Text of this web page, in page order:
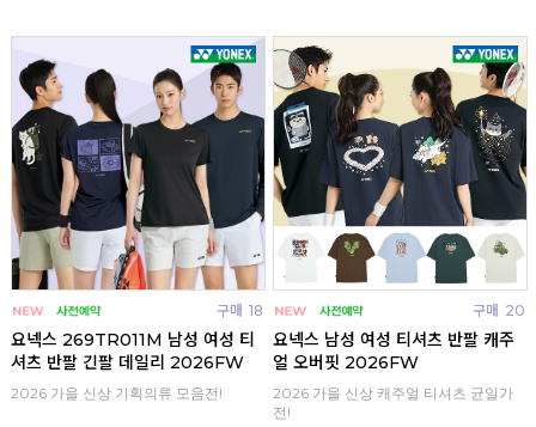
구매 18
요넥스 269TR011M 남성 여성 티
셔츠 반팔 긴팔 데일리 2026FW
2026 가을 신상 기획의류 모음전!
구매 20
요넥스 남성 여성 티셔츠 반팔 캐주
얼 오버핏 2026FW
2026 가을 신상 캐주얼 티셔츠 균일가
전!